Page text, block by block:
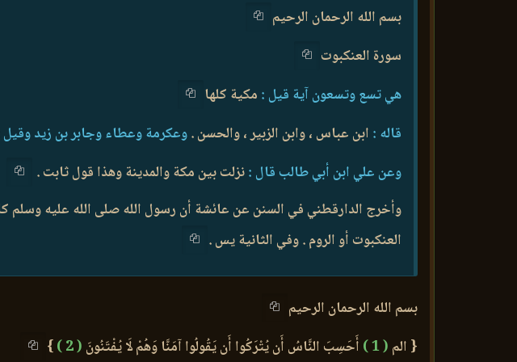
بسم الله الرحمان الرحيم
سورة العنكبوت
هي تسع وتسعون آية قيل : مكية كلها
قاله : ابن عباس ، وابن الزبير ، والحسن .وعكرمة وعطاء وجابر بن زيد
وعن علي ابن أبي طالب قال :نزلت بين مكة والمدينة وهذا قول ثابت .
وأخرج الدارقطني في السنن عن عائشة أن رسول الله صلى الله عليه
العنكبوت أو الروم . وفي الثانية يس .
بسم الله الرحمان الرحيم
{ الم ( 1 ) أَحَسِبَ النَّاسُ أَن يُتْرَكُوا أَن يَقُولُوا آمَنَّا وَهُمْ لَا يُفْتَنُونَ ( 2 )
}